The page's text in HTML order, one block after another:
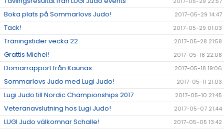
Boka plats på Sommarlovs Judo! 2017-05-29 14:47
Tack! 2017-05-29 01:03
Träningstider vecka 22 2017-05-28 21:58
Grattis Michel! 2017-05-18 22:08
Domarrapport från Kaunas 2017-05-18 19:06
Sommarlovs Judo med Lugi Judo! 2017-05-11 21:03
Lugi Judo till Nordic Championships 2017 2017-05-10 21:45
Veteranavslutning hos Lugi Judo! 2017-05-07 21:44
LUGI Judo välkomnar Schalle! 2017-05-05 13:42